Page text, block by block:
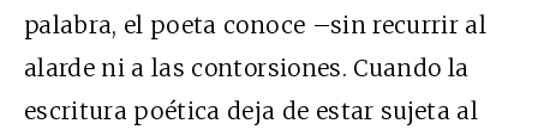
palabra, el poeta conoce –sin recurrir al
alarde ni a las contorsiones. Cuando la
escritura poética deja de estar sujeta al